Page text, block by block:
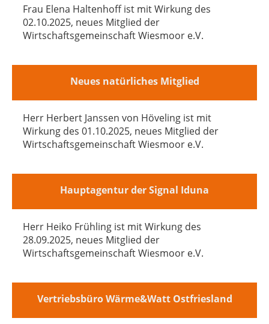
Frau Elena Haltenhoff ist mit Wirkung des
02.10.2025, neues Mitglied der
Wirtschaftsgemeinschaft Wiesmoor e.V.
Neues natürliches Mitglied
Herr Herbert Janssen von Höveling ist mit
Wirkung des 01.10.2025, neues Mitglied der
Wirtschaftsgemeinschaft Wiesmoor e.V.
Hauptagentur der Signal Iduna
Herr Heiko Frühling ist mit Wirkung des
28.09.2025, neues Mitglied der
Wirtschaftsgemeinschaft Wiesmoor e.V.
Vertriebsbüro Wärme&Watt Ostfriesland